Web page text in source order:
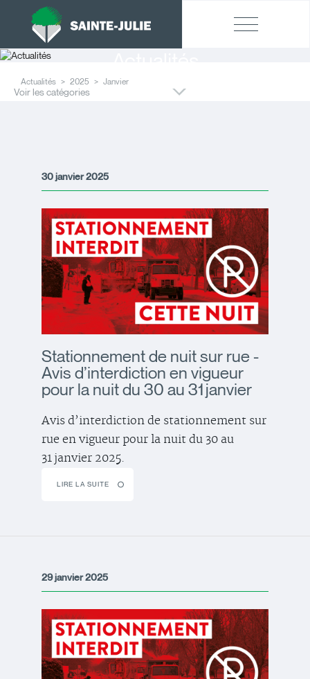
Actualités 2025 Janvier
Voir les catégories
30 janvier 2025
Stationnement de nuit sur rue -
Avis d’interdiction en vigueur
pour la nuit du 30 au 31 janvier
Avis d’interdiction de stationnement sur
rue en vigueur pour la nuit du 30 au
31 janvier 2025.
LIRE LA SUITE
29 janvier 2025